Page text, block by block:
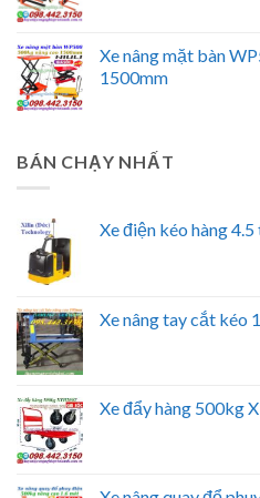
Xe nâng mặt bàn
1500mm
BÁN CHẠY NHẤT
Xe điện kéo hàng 4.5
Xe nâng tay cắt kéo
Xe đẩy hàng 500kg